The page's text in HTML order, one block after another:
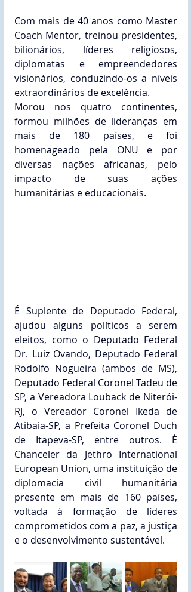
Com mais de 40 anos como Master
Coach Mentor, treinou presidentes,
bilionários, líderes religiosos,
diplomatas e empreendedores
visionários, conduzindo-os a níveis
extraordinários de excelência.
Morou nos quatro continentes,
formou milhões de lideranças em
mais de 180 países, e foi
homenageado pela ONU e por
diversas nações africanas, pelo
impacto de suas ações
humanitárias e educacionais.
É Suplente de Deputado Federal,
ajudou alguns políticos a serem
eleitos, como o Deputado Federal
Dr. Luiz Ovando, Deputado Federal
Rodolfo Nogueira (ambos de MS),
Deputado Federal Coronel Tadeu de
SP, a Vereadora Louback de Niterói-
RJ, o Vereador Coronel Ikeda de
Atibaia-SP, a Prefeita Coronel Duch
de Itapeva-SP, entre outros. É
Chanceler da Jethro International
European Union, uma instituição de
diplomacia civil humanitária
presente em mais de 160 países,
voltada à formação de líderes
comprometidos com a paz, a justiça
e o desenvolvimento sustentável.